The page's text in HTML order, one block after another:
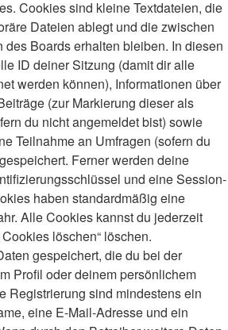
Cookies sind kleine Textdateien, die
Dateien ablegt und die zwischen
Boards erhalten bleiben. In diesen
ID deiner Sitzung (damit dir alle
werden können), Informationen über
(zur Markierung dieser als
du nicht angemeldet bist) sowie
Teilnahme an Umfragen (sofern du
Ferner werden deine
und eine Session-
haben standardmäßig eine
Alle Cookies kannst du jederzeit
löschen“ löschen.
gespeichert, die du bei der
Profil oder deinem persönlichem
Registrierung sind mindestens ein
eine E-Mail-Adresse und ein